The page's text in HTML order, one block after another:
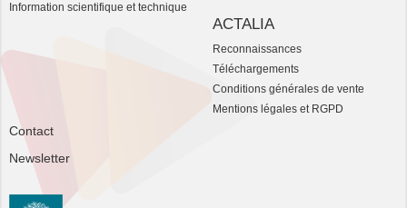
Information scientifique et technique
ACTALIA
Reconnaissances
Téléchargements
Conditions générales de vente
Mentions légales et RGPD
Contact
Newsletter